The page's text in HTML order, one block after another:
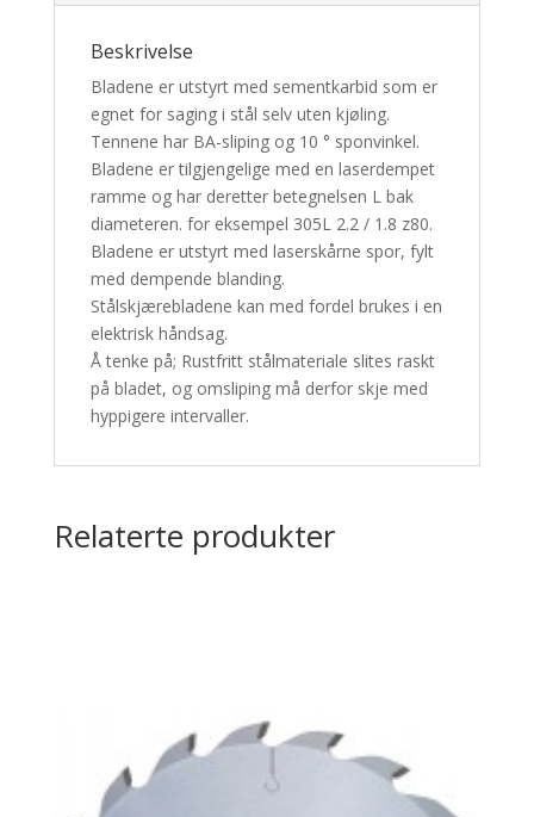
Beskrivelse
Bladene er utstyrt med sementkarbid som er
egnet for saging i stål selv uten kjøling.
Tennene har BA-sliping og 10 ° sponvinkel.
Bladene er tilgjengelige med en laserdempet
ramme og har deretter betegnelsen L bak
diameteren. for eksempel 305L 2.2 / 1.8 z80.
Bladene er utstyrt med laserskårne spor, fylt
med dempende blanding.
Stålskjærebladene kan med fordel brukes i en
elektrisk håndsag.
Å tenke på; Rustfritt stålmateriale slites raskt
på bladet, og omsliping må derfor skje med
hyppigere intervaller.
Relaterte produkter